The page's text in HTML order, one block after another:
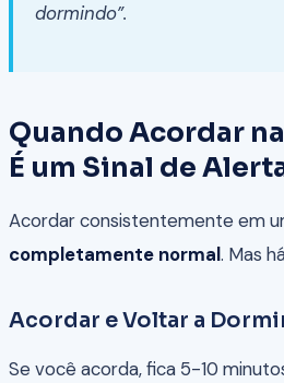
dormindo”.
Quando Acordar
É um Sinal de
Acordar consistentemente em
completamente normal. Mas
Acordar e Voltar a
Se você acorda, fica 5-10